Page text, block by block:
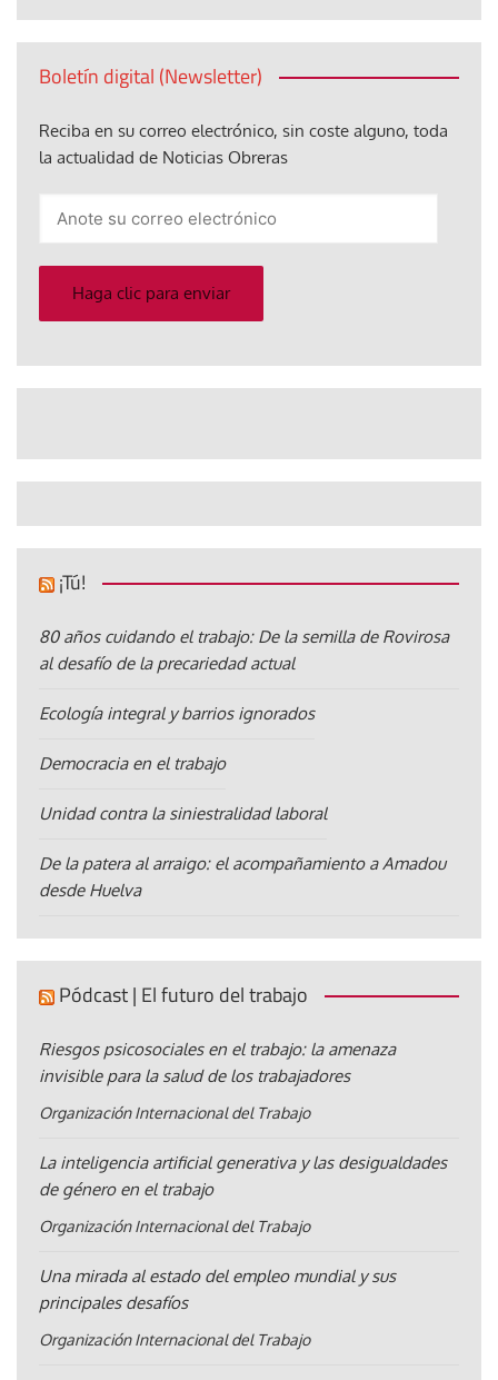
Boletín digital (Newsletter)
Reciba en su correo electrónico, sin coste alguno, toda
la actualidad de Noticias Obreras
electrónico
Haga clic para enviar
¡Tú!
80 años cuidando el trabajo: De la semilla de Rovirosa
al desafío de la precariedad actual
Ecología integral y barrios ignorados
Democracia en el trabajo
Unidad contra la siniestralidad laboral
De la patera al arraigo: el acompañamiento a Amadou
desde Huelva
Pódcast | El futuro del trabajo
Riesgos psicosociales en el trabajo: la amenaza
invisible para la salud de los trabajadores
Organización Internacional del Trabajo
La inteligencia artificial generativa y las desigualdades
de género en el trabajo
Organización Internacional del Trabajo
Una mirada al estado del empleo mundial y sus
principales desafíos
Organización Internacional del Trabajo